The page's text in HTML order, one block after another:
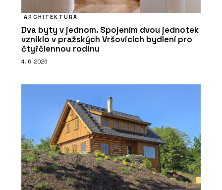
ARCHITEKTURA
Dva byty v jednom. Spojením dvou jednotek
vzniklo v pražských Vršovicích bydlení pro
čtyřčlennou rodinu
4. 6. 2026